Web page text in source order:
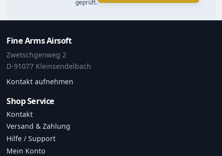
geprüft.
Fine Arms Airsoft
Zwetschgenweg 2
D-91077 Kleinsendelbach
Kontakt aufnehmen
Shop Service
Kontakt
Versand & Zahlung
Hilfe / Support
Mein Konto